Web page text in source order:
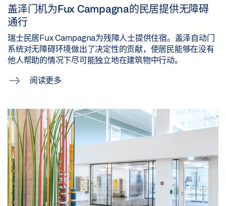
盖泽门机为Fux Campagna的民居提供无障碍
通行
瑞士民居Fux Campagna为残障人士提供住宿。盖泽自动门
系统对无障碍环境做出了决定性的贡献，使居民能够在没有
他人帮助的情况下尽可能独立地在建筑物中行动。
阅读更多